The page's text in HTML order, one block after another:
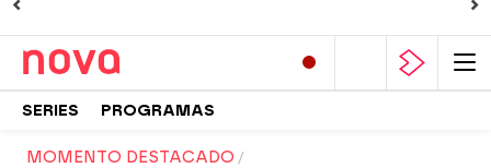
SERIES PROGRAMAS
MOMENTO DESTACADO